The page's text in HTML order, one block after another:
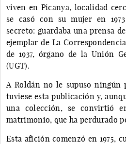
viven en Picanya, localidad
se casó con su mujer en
secreto: guardaba una prensa
ejemplar de La
de 1937, órgano de la Unión
(UGT).
A Roldán no le supuso ningún
tuviese esta publicación y,
una colección, se convirtió
matrimonio, que ha perdurado
Esta afición comenzó en 1975,